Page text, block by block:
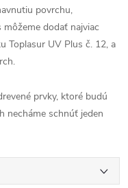
povrchu,
dodať najviac
Toplasur UV Plus č. 12, a
prvky, ktoré budú
necháme schnúť jeden